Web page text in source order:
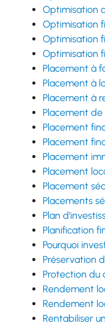
Optimisation
Optimisation
Optimisation
Optimisation
Placement à
Placement à
Placement à
Placement
Placement
Placement
Placement
Placement
Placement
Placements
Plan
Planification
Pourquoi
Préservation
Protection du
Rendement
Rendement
Rentabiliser